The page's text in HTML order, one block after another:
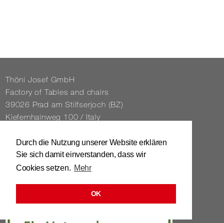
Durch die Nutzung unserer Website erklären
Sie sich damit einverstanden, dass wir
Cookies setzen. Mehr
OK
Thöni Josef GmbH
Fact­ory of Tables and chairs
39026 Prad am Stil­f­ser­joch (BZ)
Kiefernhain­weg 100 / Italy
Tel. 0039 / 0473 / 61 62 43
info@​stuhl.​it